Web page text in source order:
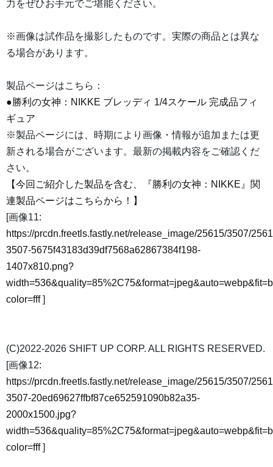
力をぜひお手元でご堪能ください。
※画像は試作品を撮影したものです。実際の商品とは異な
る場合があります。
製品ページはこちら：
●勝利の女神：NIKKE ブレッディ 1/4スケール 完成品フィ
ギュア
※製品ページには、時期により画像・情報が追加または更
新される場合がございます。最新の掲載内容をご確認くだ
さい。
【今回ご紹介した製品を含む、『勝利の女神：NIKKE』関
連製品ページはこちらから！】
[画像11:
https://prcdn.freetls.fastly.net/release_image/25615/3507/
3507-5675f43183d39df7568a62867384f198-
1407x810.png?
color=fff]
(C)2022-2026 SHIFT UP CORP. ALL RIGHTS RESERVED.
[画像12:
https://prcdn.freetls.fastly.net/release_image/25615/3507/
3507-20ed69627ffbf87ce652591090b82a35-
2000x1500.jpg?
color=fff]